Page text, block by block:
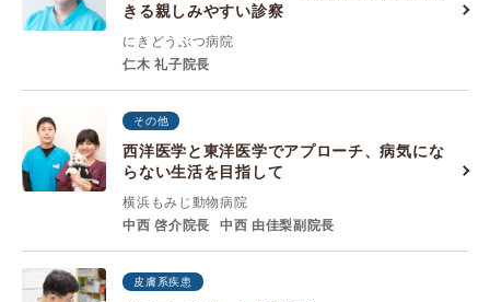
きる親しみやすい診察
にきどうぶつ病院
仁木 礼子院長
その他
西洋医学と東洋医学でアプローチ、病気にな
らない生活を目指して
横浜もみじ動物病院
中西 啓介院長
中西 由佳梨副院長
皮膚系疾患